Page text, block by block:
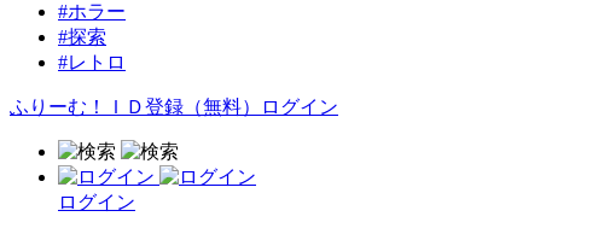
#ホラー
#探索
#レトロ
ふりーむ！ＩＤ登録（無料） ログイン
ログイン